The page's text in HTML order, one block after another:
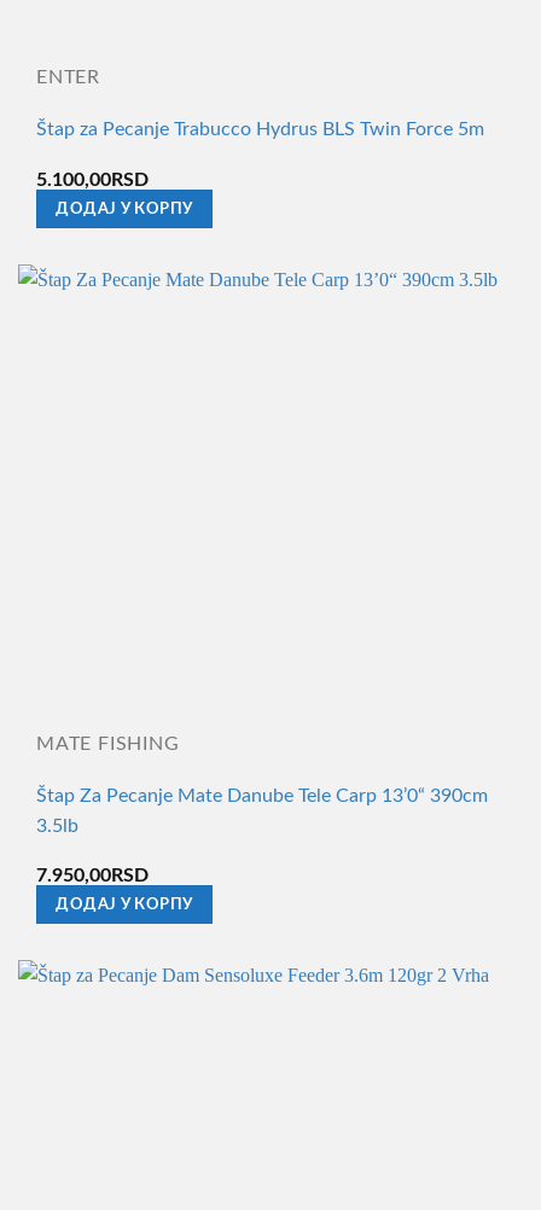
ENTER
Štap za Pecanje Trabucco Hydrus BLS Twin Force 5m
5.100,00RSD
ДОДАЈ У КОРПУ
MATE FISHING
Štap Za Pecanje Mate Danube Tele Carp 13’0“ 390cm
3.5lb
7.950,00RSD
ДОДАЈ У КОРПУ